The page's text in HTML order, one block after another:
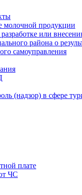
молочной продукции
или
района о
самоуправления
(надзор) в сфере
плате
ЧС